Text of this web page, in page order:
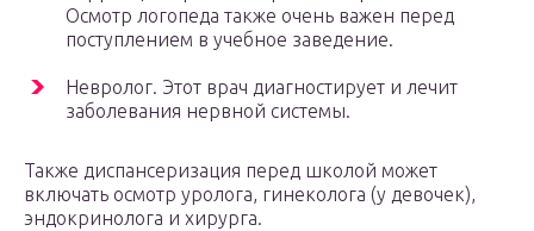
Осмотр логопеда также очень важен перед
поступлением в учебное заведение.
Невролог. Этот врач диагностирует и лечит
заболевания нервной системы.
Также диспансеризация перед школой может
включать осмотр уролога, гинеколога (у девочек),
эндокринолога и хирурга.